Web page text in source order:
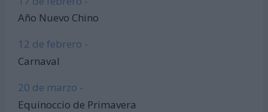
Año Nuevo Chino
12 de febrero -
Carnaval
20 de marzo -
Equinoccio de Primavera